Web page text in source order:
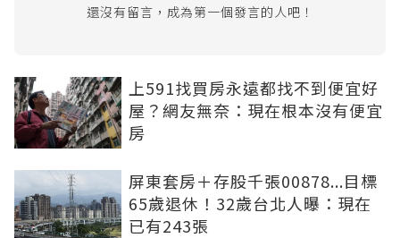
還沒有留言，成為第一個發言的人吧！
上591找買房永遠都找不到便宜好
屋？網友無奈：現在根本沒有便宜
房
屏東套房＋存股千張00878...目標
65歲退休！32歲台北人曝：現在
已有243張